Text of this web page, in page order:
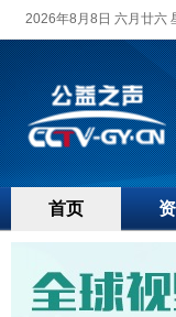
2026年8月8日 六月廿六
首页